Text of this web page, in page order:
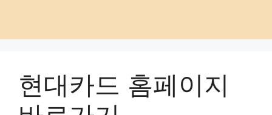
현대카드 홈페이지